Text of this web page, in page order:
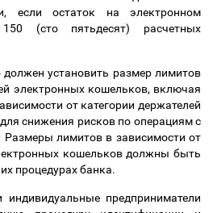
если остаток на электронном
(сто пятьдесят) расчетных
установить размер лимитов
электронных кошельков, включая
от категории держателей
снижения рисков по операциям с
лимитов в зависимости от
кошельков должны быть
процедурах банка.
предприниматели